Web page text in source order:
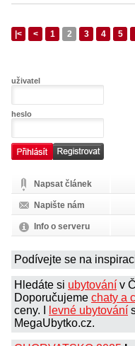
|< < 1 2 3 4 5
uživatel
heslo
Napsat článek
Napište nám
Info o serveru
Podívejte se na
Hledáte si ubytování v
Doporučujeme chaty a
ceny. I
levné ubytování
MegaUbytko.cz.